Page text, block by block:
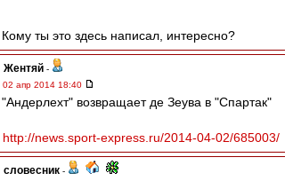
Кому ты это здесь написал, интересно?
Жентяй -
02 апр 2014 18:40
"Андерлехт" возвращает де Зеува в "Спартак"
http://news.sport-express.ru/2014-04-02/685003/
словесник -